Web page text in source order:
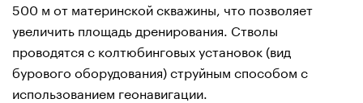
500 м от материнской скважины, что позволяет
увеличить площадь дренирования. Стволы
проводятся с колтюбинговых установок (вид
бурового оборудования) струйным способом с
использованием геонавигации.